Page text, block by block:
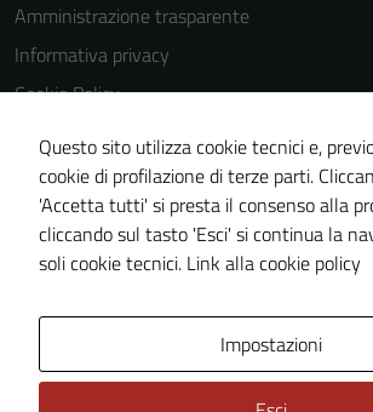
Amministrazione trasparente
Informativa privacy
Cookie Policy
Note legali
Dichiarazione di accessibilità
Piano di miglioramento del sito
Statistiche sito web
Questo sito utilizza cookie tecnici e,
cookie di profilazione di terze parti.
'Accetta tutti' si presta il consenso alla
cliccando sul tasto 'Esci' si continua la
soli cookie tecnici. Link alla cookie policy
Impostazioni